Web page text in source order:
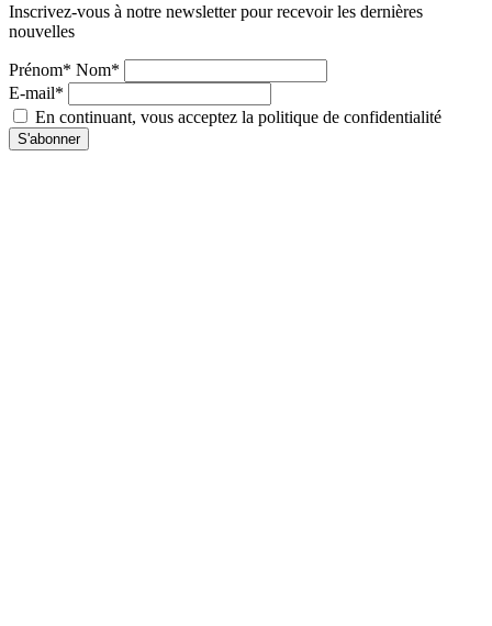
Inscrivez-vous à notre newsletter pour recevoir les dernières
nouvelles
Prénom* Nom*
E-mail*
En continuant, vous acceptez la politique de confidentialité